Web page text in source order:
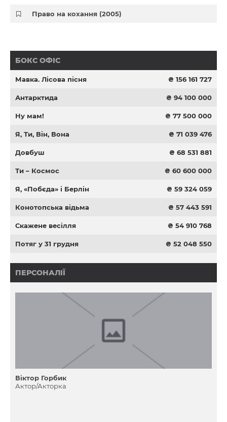
Право на кохання (2005)
БОКС ОФІС
Мавка. Лісова пісня ₴ 156 161 727
Антарктида ₴ 94 100 000
Ну мам! ₴ 77 500 000
Я, Ти, Він, Вона ₴ 71 039 476
Довбуш ₴ 68 531 881
Ти – Космос ₴ 60 600 000
Я, «Побєда» і Берлін ₴ 59 324 059
Конотопська відьма ₴ 57 443 591
Скажене весілля ₴ 54 910 768
Потяг у 31 грудня ₴ 52 048 550
ПЕРСОНАЛІЇ
Віктор Горбик
Актор/Акторка